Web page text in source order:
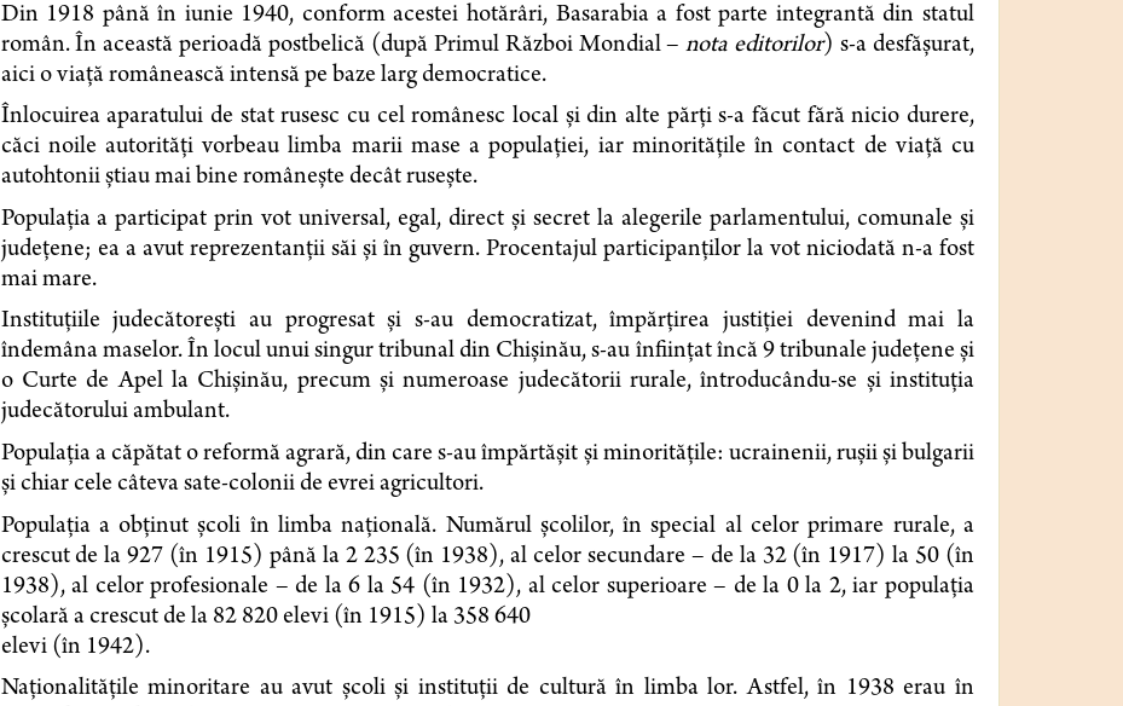
Din 1918 până în iunie 1940, conform acestei hotărâri, Basarabia a fost parte in­tegrantă din statul
român. În această perioadă postbelică (după Primul Război Mon­dial –nota editorilor) s-a desfăşurat,
aici o viaţă românească intensă pe baze larg democratice.
Înlocuirea aparatului de stat rusesc cu cel românesc local şi din alte părţi s-a fă­cut fără nicio durere,
căci noile autorităţi vorbeau limba marii mase a populaţiei, iar minorităţile în contact de viaţă cu
autohtonii ştiau mai bine româneşte decât ruseşte.
Populaţia a participat prin vot universal, egal, direct şi secret la alegerile parla­mentului, comunale şi
judeţene; ea a avut reprezentanţii săi şi în guvern. Procentajul participanţilor la vot niciodată n-a fost
mai mare.
Instituţiile judecătoreşti au progresat şi s-au democratizat, împărţirea justiţiei devenind mai la
îndemâna maselor. În locul unui singur tribunal din Chişinău, s-au înfiinţat încă 9 tribunale judeţene şi
o Curte de Apel la Chişinău, precum şi numeroa­se judecătorii rurale, întroducându-se şi instituţia
judecătorului ambulant.
Populaţia a căpătat o reformă agrară, din care s-au împărtăşit şi minorităţile: ucrainenii, ruşii şi bulgarii
şi chiar cele câteva sate-colonii de evrei agricultori.
Populaţia a obţinut şcoli în limba naţională. Numărul şcolilor, în special al celor primare rurale, a
crescut de la 927 (în 1915) până la 2 235 (în 1938), al celor secundare – de la 32 (în 1917) la 50 (în
1938), al celor profesionale – de la 6 la 54 (în 1932), al celor superioare – de la 0 la 2, iar populaţia
şcolară a crescut de la 82 820 elevi (în 1915) la 358 640
elevi (în 1942).
Naţionalităţile minoritare au avut şcoli şi instituţii de cultură în limba lor. Astfel, în 1938 erau în